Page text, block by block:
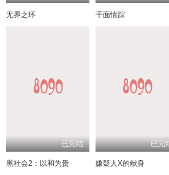
无界之环 千面情踪
已完结
黑社会2：以和为贵
已完
嫌疑人X的献身